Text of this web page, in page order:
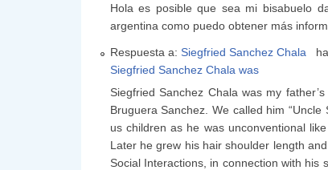
Hola es posible que sea mi bisabuelo
argentina como puedo obtener más
Respuesta a: Siegfried Sanchez Chala
Siegfried Sanchez Chala was
Siegfried Sanchez Chala was my
Bruguera Sanchez. We called him
us children as he was unconventional
Later he grew his hair shoulder length
Social Interactions, in connection with his